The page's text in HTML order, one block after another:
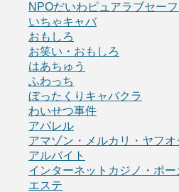
NPOだいわピュアラブセー
いちゃキャバ
おもしろ
お笑い・おもしろ
はあちゅう
ふわっち
ぼったくりキャバクラ
わいせつ事件
アパレル
アマゾン・メルカリ・ヤフオ
アルバイト
インターネットカジノ・ポ
エステ